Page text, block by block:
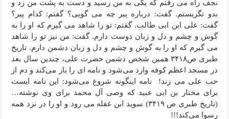
نجف راه می رفتم که یکی به من رسید و دست به پشت من زد و
بدو نگریستم. گفت: درباره پیر چه می گویی؟ گفتم: کدام پیر؟
گفت: علی ابن ابی طالب. گفتم: تو را شاهد می گیرم که او را به
گوش و چشم و دل و زبان دوست دارم. گفت: من نیز تو را شاهد
می گیرم که او را به گوش و چشم و دل و زبان دشمن دارم. تاریخ
طبری ص۳۴۱۸ همین شخص دشمن حضرت علی، چندین سال بعد
در مسجد اعظم کوفه وارد می‌شود و نامه ای را باز می‌کند و دم از
حب علی می زند! نامه اینگونه شروع می‌شود: این نامه ایست
برای مختار بن ابی عبید که وصی آل محمد برای وی نوشته…
(تاریخ طبری ص ۳۴۱۹) سوید ابن غفله می رود و او را در نزد همه
رسوا می‌کند!!!